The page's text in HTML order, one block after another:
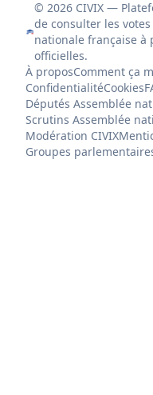
© 2026 CIVIX —
de consulter les
nationale française
officielles.
À proposComment ça
ConfidentialitéCookies
Députés Assemblée
Scrutins Assemblée
Modération CIVIX
Groupes